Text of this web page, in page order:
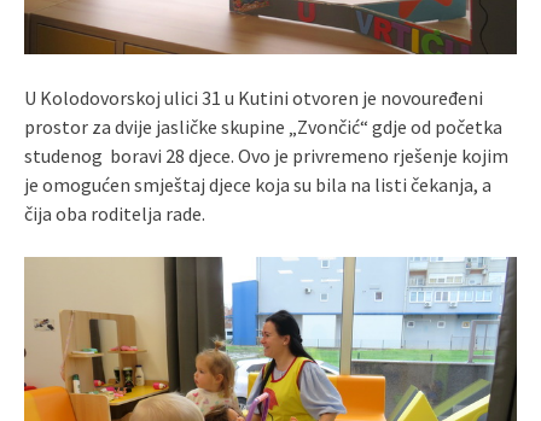
U Kolodovorskoj ulici 31 u Kutini otvoren je novouređeni
prostor za dvije jasličke skupine „Zvončić“ gdje od početka
studenog boravi 28 djece. Ovo je privremeno rješenje kojim
je omogućen smještaj djece koja su bila na listi čekanja, a
čija oba roditelja rade.